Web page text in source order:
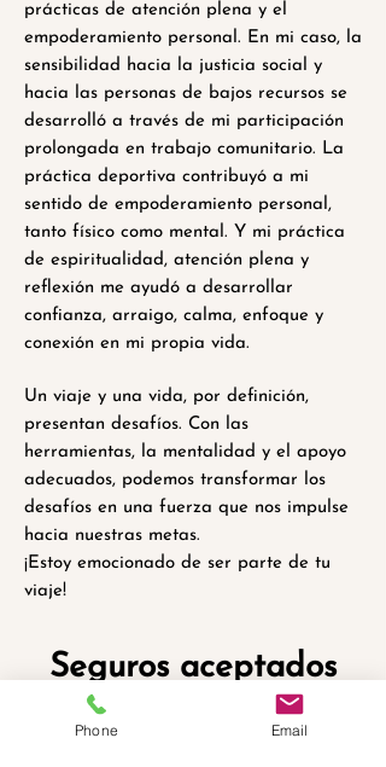
prácticas de atención plena y el
empoderamiento personal. En mi caso, la
sensibilidad hacia la justicia social y
hacia las personas de bajos recursos se
desarrolló a través de mi participación
prolongada en trabajo comunitario. La
práctica deportiva contribuyó a mi
sentido de empoderamiento personal,
tanto físico como mental. Y mi práctica
de espiritualidad, atención plena y
reflexión me ayudó a desarrollar
confianza, arraigo, calma, enfoque y
conexión en mi propia vida.
Un viaje y una vida, por definición,
presentan desafíos. Con las
herramientas, la mentalidad y el apoyo
adecuados, podemos transformar los
desafíos en una fuerza que nos impulse
hacia nuestras metas.
¡Estoy emocionado de ser parte de tu
viaje!
Seguros aceptados
Phone Email